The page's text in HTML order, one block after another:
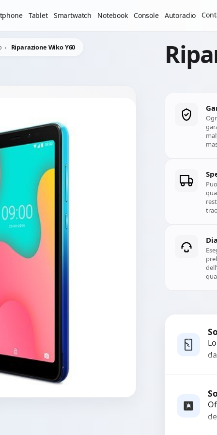
Tablet Smartwatch Notebook Console Autoradio
Riparazione Wiko Y60